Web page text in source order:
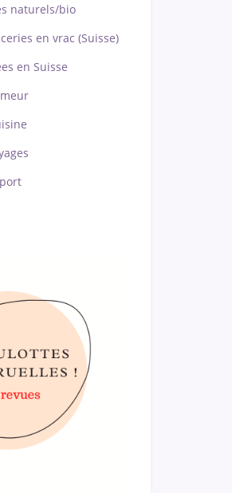
naturels/bio
en vrac (Suisse)
en Suisse